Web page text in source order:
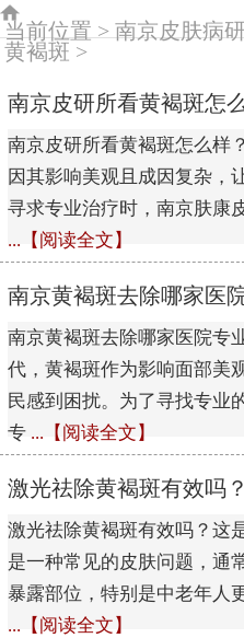
当前位置 > 南京皮肤病
黄褐斑 >
南京皮研所看黄褐斑怎
南京皮研所看黄褐斑怎么样
因其影响美观且成因复杂，
寻求专业治疗时，南京肤康
...【阅读全文】
南京黄褐斑去除哪家医
南京黄褐斑去除哪家医院专
代，黄褐斑作为影响面部美
民感到困扰。为了寻找专业
专 ...【阅读全文】
激光祛除黄褐斑有效吗？
激光祛除黄褐斑有效吗？这
是一种常见的皮肤问题，通
暴露部位，特别是中老年人
...【阅读全文】